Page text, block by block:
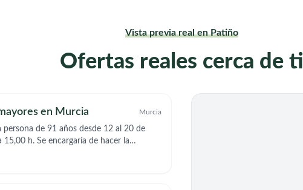
Vista previa real en Patiño
Ofertas reales cerca de ti
en Murcia Murcia
de 91 años desde 12 al 20 de
h. Se encargaría de hacer la
en su aseo, limpieza de la casa, sacarla